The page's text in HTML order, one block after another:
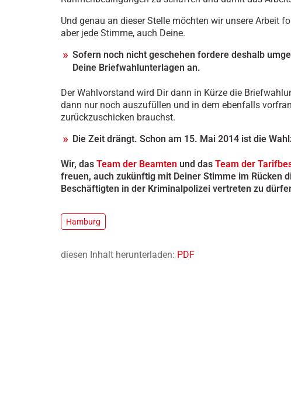
Und genau an dieser Stelle möchten wir unsere Arbeit
aber jede Stimme, auch Deine.
Sofern noch nicht geschehen fordere deshalb
Deine Briefwahlunterlagen an.
Der Wahlvorstand wird Dir dann in Kürze die
dann nur noch auszufüllen und in dem ebenfalls
zurückzuschicken brauchst.
Die Zeit drängt. Schon am 15. Mai 2014 ist die
Wir, das Team der Beamten und das Team der
freuen, auch zukünftig mit Deiner Stimme im Rücken
Beschäftigten in der Kriminalpolizei vertreten zu
Hamburg
diesen Inhalt herunterladen: PDF